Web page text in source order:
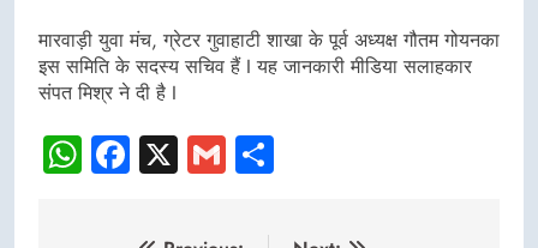
मारवाड़ी युवा मंच, ग्रेटर गुवाहाटी शाखा के पूर्व अध्यक्ष गौतम गोयनका
इस समिति के सदस्य सचिव हैं I यह जानकारी मीडिया सलाहकार
संपत मिश्र ने दी है I
WhatsApp
Facebook
X Gmail